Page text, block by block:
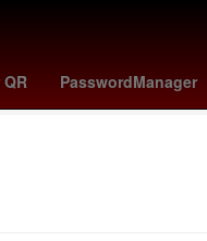
PasswordManager
swatch x ap guardians